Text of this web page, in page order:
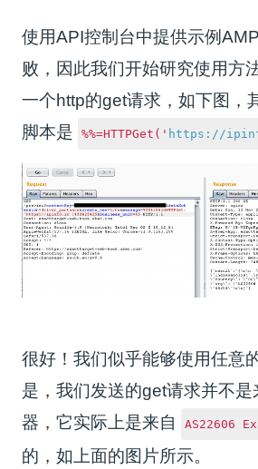
使用API控制台中提供示例
败，因此我们开始研究使用方
一个http的get请求，如下图，
脚本是
%%=HTTPGet(' https://
很好！我们似乎能够使用任意
是，我们发送的get请求并不
器，它实际上是来自
AS22606
的，如上面的图片所示。